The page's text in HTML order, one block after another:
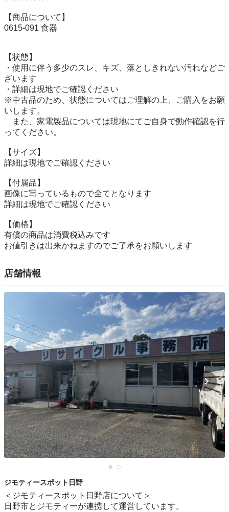
【商品について】
0615-091 食器
【状態】
・使用に伴う多少のスレ、キズ、落としきれない汚れなどご
ざいます
・詳細は現地でご確認ください
※中古品のため、状態についてはご理解の上、ご購入をお願
いします。
また、家電製品については現地にてご自身で動作確認を行
ってください。
【サイズ】
詳細は現地でご確認ください
【付属品】
画像に写っているもので全てとなります
詳細は現地でご確認ください
【価格】
有償の商品は消費税込みです
お値引きは出来かねますのでご了承をお願いします
店舗情報
ジモティースポット日野
＜ジモティースポット日野店について＞
日野市とジモティーが連携して運営しています。